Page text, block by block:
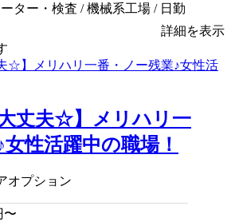
ター・検査 / 機械系工場 / 日勤
詳細を表示
大丈夫☆】メリハリ一
性活躍中の職場！
オプション
〜